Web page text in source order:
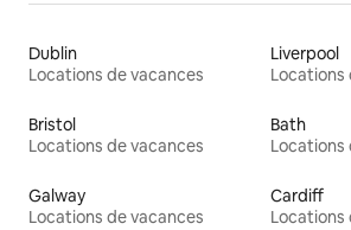
Dublin
Locations de vacances
Liverpool
Locations
Bristol
Locations de vacances
Bath
Locations
Galway
Locations de vacances
Cardiff
Locations